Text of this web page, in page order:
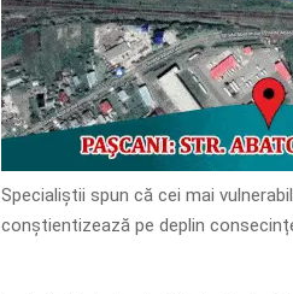
Specialiștii spun că cei mai
conștientizează pe deplin